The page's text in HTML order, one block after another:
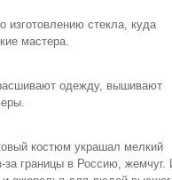
изготовлению стекла, куда
мастера.
одежду, вышивают
костюм украшал мелкий
за границы в Россию, жемчуг.